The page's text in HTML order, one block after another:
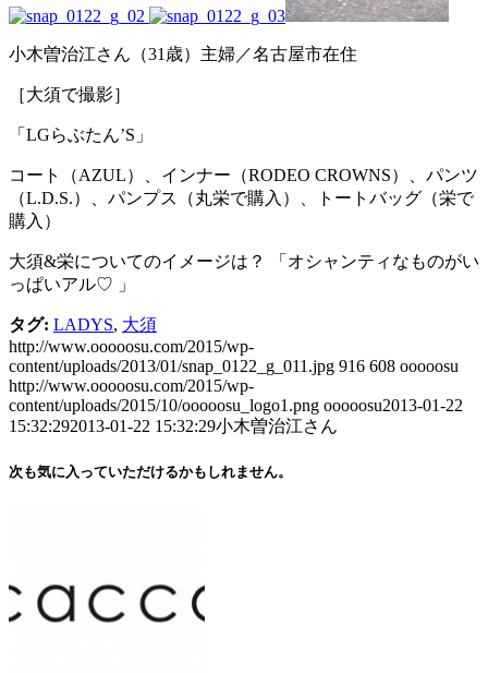
小木曽治江さん（31歳）主婦／名古屋市在住
［大須で撮影］
「LGらぶたん’S」
コート（AZUL）、インナー（RODEO CROWNS）、パンツ
（L.D.S.）、パンプス（丸栄で購入）、トートバッグ（栄で
購入）
大須&栄についてのイメージは？ 「オシャンティなものがい
っぱいアル♡ 」
タグ: LADYS, 大須
http://www.ooooosu.com/2015/wp-
content/uploads/2013/01/snap_0122_g_011.jpg 916 608 ooooosu
http://www.ooooosu.com/2015/wp-
content/uploads/2015/10/ooooosu_logo1.png ooooosu2013-01-22
15:32:292013-01-22 15:32:29小木曽治江さん
次も気に入っていただけるかもしれません。